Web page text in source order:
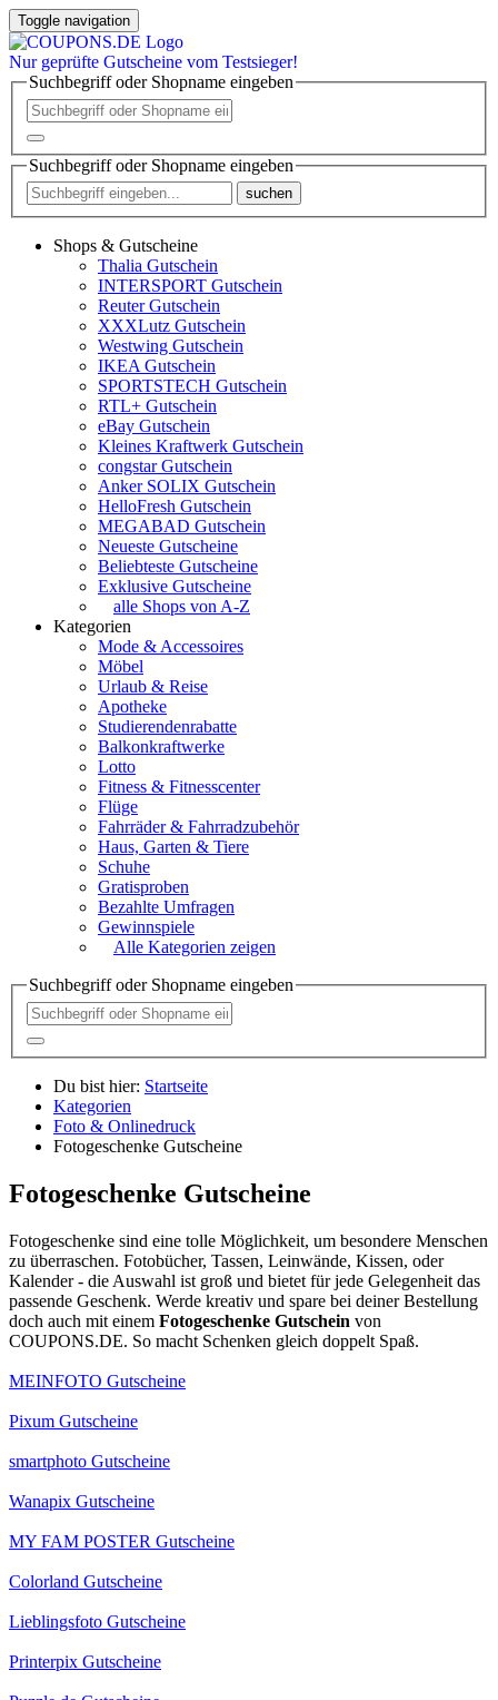
Toggle navigation
Nur geprüfte Gutscheine vom Testsieger!
Suchbegriff oder Shopname eingeben
Suchbegriff oder Shopname eingeben
suchen
Shops & Gutscheine
Thalia Gutschein
INTERSPORT Gutschein
Reuter Gutschein
XXXLutz Gutschein
Westwing Gutschein
IKEA Gutschein
SPORTSTECH Gutschein
RTL+ Gutschein
eBay Gutschein
Kleines Kraftwerk Gutschein
congstar Gutschein
Anker SOLIX Gutschein
HelloFresh Gutschein
MEGABAD Gutschein
Neueste Gutscheine
Beliebteste Gutscheine
Exklusive Gutscheine
alle Shops von A-Z
Kategorien
Mode & Accessoires
Möbel
Urlaub & Reise
Apotheke
Studierendenrabatte
Balkonkraftwerke
Lotto
Fitness & Fitnesscenter
Flüge
Fahrräder & Fahrradzubehör
Haus, Garten & Tiere
Schuhe
Gratisproben
Bezahlte Umfragen
Gewinnspiele
Alle Kategorien zeigen
Suchbegriff oder Shopname eingeben
Du bist hier: Startseite
Kategorien
Foto & Onlinedruck
Fotogeschenke Gutscheine
Fotogeschenke Gutscheine
Fotogeschenke sind eine tolle Möglichkeit, um besondere Menschen
zu überraschen. Fotobücher, Tassen, Leinwände, Kissen, oder
Kalender - die Auswahl ist groß und bietet für jede Gelegenheit das
passende Geschenk. Werde kreativ und spare bei deiner Bestellung
doch auch mit einem Fotogeschenke Gutschein von
COUPONS.DE. So macht Schenken gleich doppelt Spaß.
MEINFOTO Gutscheine
Pixum Gutscheine
smartphoto Gutscheine
Wanapix Gutscheine
MY FAM POSTER Gutscheine
Colorland Gutscheine
Lieblingsfoto Gutscheine
Printerpix Gutscheine